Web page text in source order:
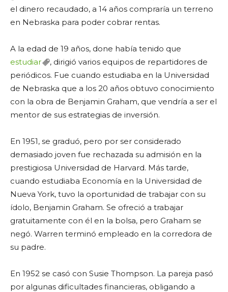
el dinero recaudado, a 14 años compraría un terreno
en Nebraska para poder cobrar rentas.
A la edad de 19 años, done había tenido que
estudiar
, dirigió varios equipos de repartidores de
periódicos. Fue cuando estudiaba en la Universidad
de Nebraska que a los 20 años obtuvo conocimiento
con la obra de Benjamin Graham, que vendría a ser el
mentor de sus estrategias de inversión.
En 1951, se graduó, pero por ser considerado
demasiado joven fue rechazada su admisión en la
prestigiosa Universidad de Harvard. Más tarde,
cuando estudiaba Economía en la Universidad de
Nueva York, tuvo la oportunidad de trabajar con su
ídolo, Benjamin Graham. Se ofreció a trabajar
gratuitamente con él en la bolsa, pero Graham se
negó. Warren terminó empleado en la corredora de
su padre.
En 1952 se casó con Susie Thompson. La pareja pasó
por algunas dificultades financieras, obligando a